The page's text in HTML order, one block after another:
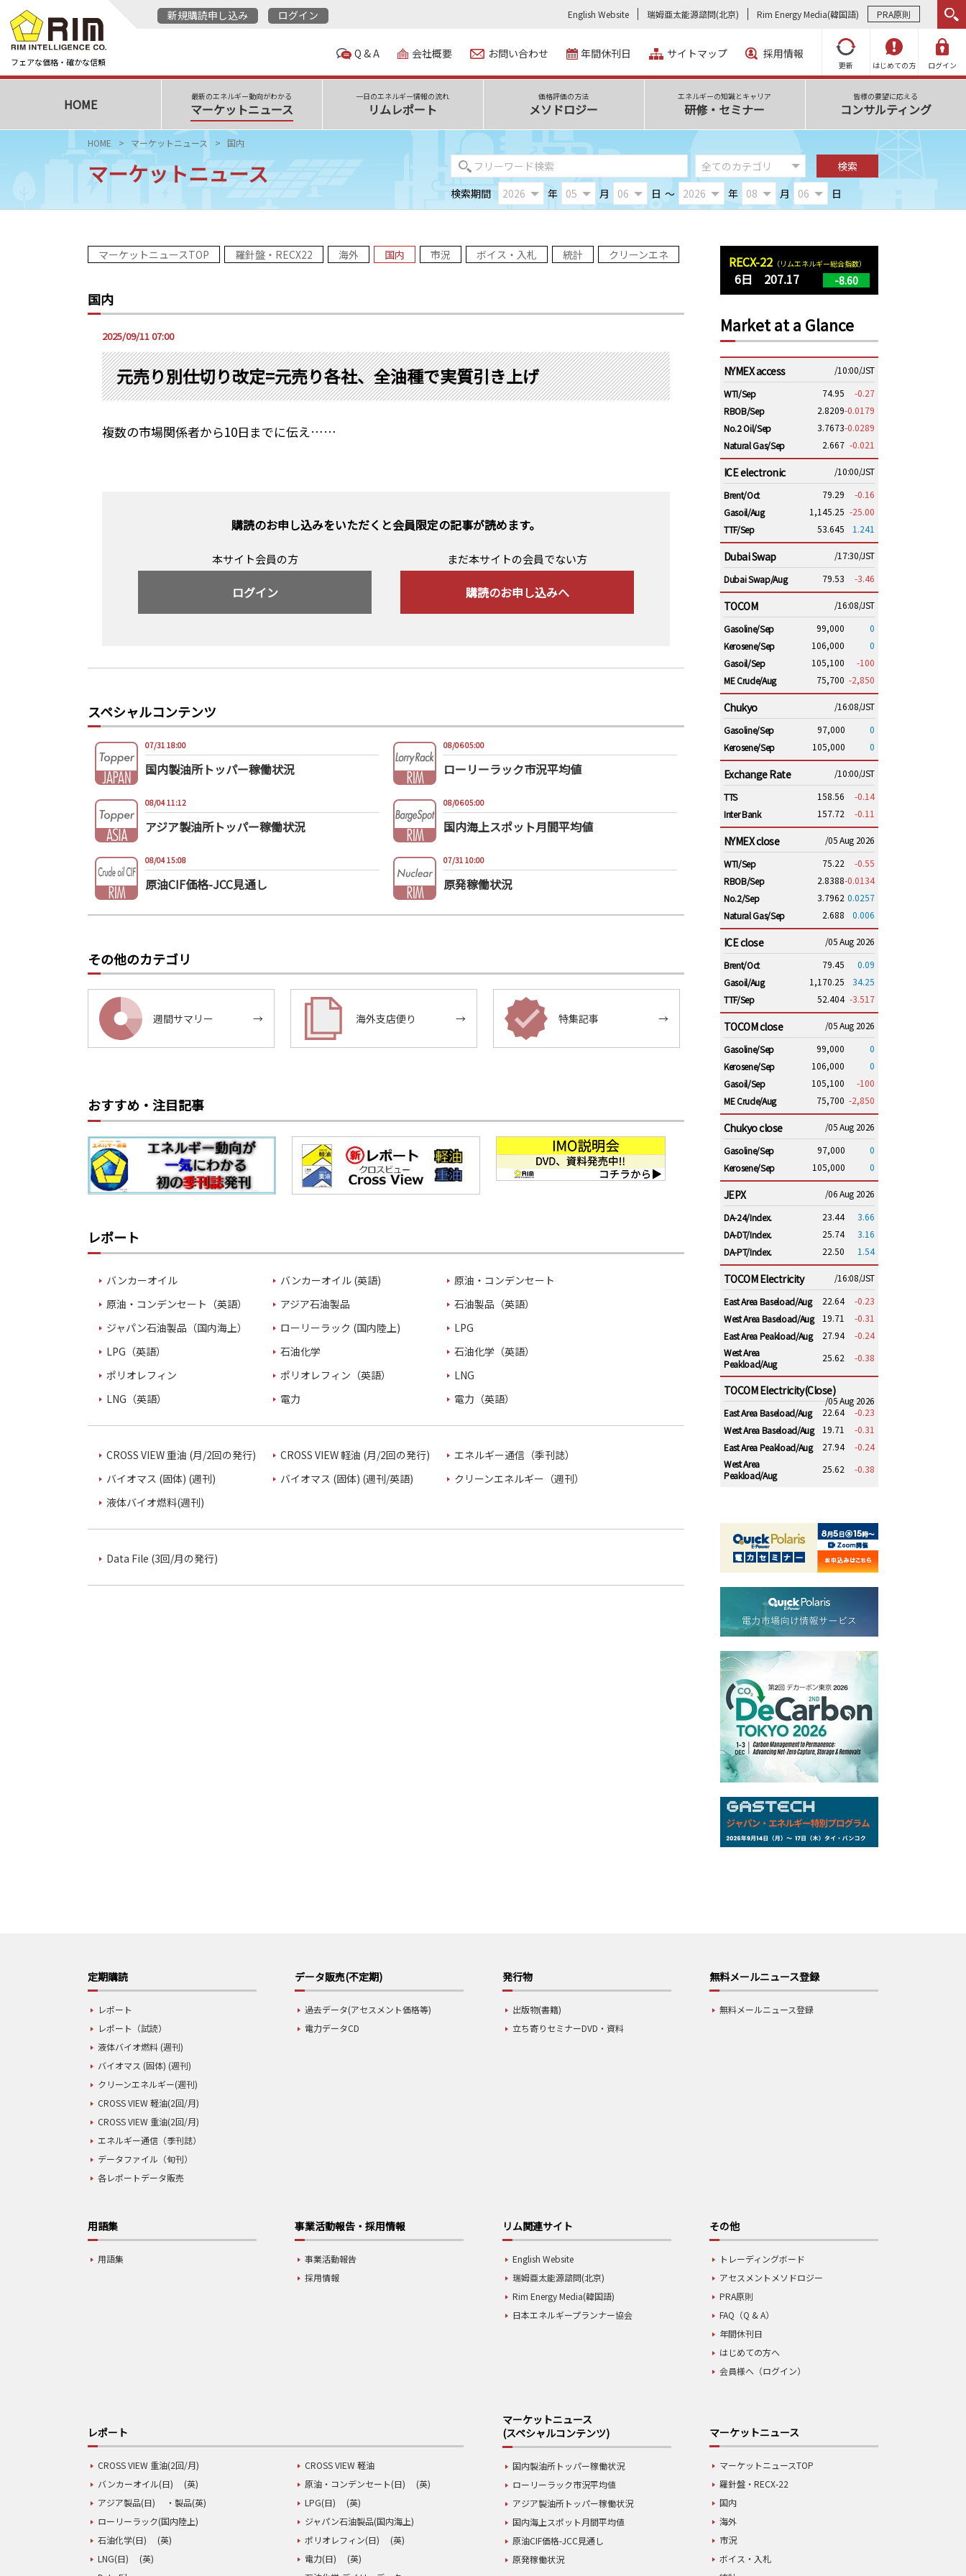
フェアな価格・確かな信頼
新規購読申し込み ログイン English Website 瑞姆亜太能源諮問(北京) Rim Energy Media(韓国語) PRA原則
更新 はじめての方 ログイン
Q & A 会社概要 お問い合わせ 年間休刊日 サイトマップ 採用情報
HOME 最新のエネルギー動向がわかる
マーケットニュース
一日のエネルギー情報の流れ
リムレポート
価格評価の方法
メソドロジー
エネルギーの知識とキャリア
研修・セミナー
皆様の要望に応える
コンサルティング
HOME マーケットニュース 国内
マーケットニュース
検索期間 年 月 日 ～ 年 月 日
マーケットニュースTOP 羅針盤・RECX22 海外 国内 市況 ボイス・入札 統計 クリーンエネ
国内
2025/09/11 07:00
元売り別仕切り改定=元売り各社、全油種で実質引き上げ
複数の市場関係者から10日までに伝え……
購読のお申し込みをいただくと会員限定の記事が読めます。
本サイト会員の方
ログイン
まだ本サイトの会員でない方
購読のお申し込みへ
スペシャルコンテンツ
07/31 18:00
国内製油所トッパー稼働状況
08/06 05:00
ローリーラック市況平均値
08/04 11:12
アジア製油所トッパー稼働状況
08/06 05:00
国内海上スポット月間平均値
08/04 15:08
原油CIF価格-JCC見通し
07/31 10:00
原発稼働状況
その他のカテゴリ
週間サマリー → 海外支店便り → 特集記事 →
おすすめ・注目記事
レポート
バンカーオイル バンカーオイル (英語)
原油・コンデンセート
原油・コンデンセート（英語）
アジア石油製品
石油製品（英語）
ジャパン石油製品（国内海上）
ローリーラック (国内陸上)
LPG
LPG（英語）
石油化学
石油化学（英語）
ポリオレフィン
ポリオレフィン（英語）
LNG
LNG（英語）
電力 電力（英語）
CROSS VIEW 重油 (月/2回の発行) CROSS VIEW 軽油 (月/2回の発行)
エネルギー通信（季刊誌）
バイオマス (固体) (週刊)
バイオマス (固体) (週刊/英語)
クリーンエネルギー（週刊）
液体バイオ燃料(週刊)
Data File (3回/月の発行)
RECX-22 （リムエネルギー総合指数）
6日 207.17 -8.60
Market at a Glance
NYMEX access
/10:00/JST
WTI/Sep
74.95
-0.27
RBOB/Sep
2.8209-0.0179
No.2 Oil/Sep
3.7673-0.0289
Natural Gas/Sep
2.667 -0.021
ICE electronic
/10:00/JST
Brent/Oct
79.29
-0.16
Gasoil/Aug
1,145.25 -25.00
TTF/Sep
53.645 1.241
Dubai Swap
/17:30/JST
Dubai Swap/Aug
79.53 -3.46
TOCOM
/16:08/JST
Gasoline/Sep
99,000
0
Kerosene/Sep
106,000
0
Gasoil/Sep
105,100
-100
ME Crude/Aug
75,700 -2,850
Chukyo
/16:08/JST
Gasoline/Sep
97,000
0
Kerosene/Sep
105,000 0
Exchange Rate
/10:00/JST
TTS
158.56
-0.14
Inter Bank
157.72 -0.11
NYMEX close
/05 Aug 2026
WTI/Sep
75.22
-0.55
RBOB/Sep
2.8388-0.0134
No.2/Sep
3.7962 0.0257
Natural Gas/Sep
2.688 0.006
ICE close
/05 Aug 2026
Brent/Oct
79.45
0.09
Gasoil/Aug
1,170.25
34.25
TTF/Sep
52.404 -3.517
TOCOM close
/05 Aug 2026
Gasoline/Sep
99,000
0
Kerosene/Sep
106,000
0
Gasoil/Sep
105,100
-100
ME Crude/Aug
75,700 -2,850
Chukyo close
/05 Aug 2026
Gasoline/Sep
97,000
0
Kerosene/Sep
105,000 0
JEPX
/06 Aug 2026
DA-24/Index.
23.44
3.66
DA-DT/Index.
25.74
3.16
DA-PT/Index.
22.50 1.54
TOCOM Electricity
/16:08/JST
East Area Baseload/Aug
22.64
-0.23
West Area Baseload/Aug
19.71
-0.31
East Area Peakload/Aug
27.94
-0.24
West Area
Peakload/Aug
25.62 -0.38
TOCOM Electricity(Close)
/05 Aug 2026
East Area Baseload/Aug
22.64
-0.23
West Area Baseload/Aug
19.71
-0.31
East Area Peakload/Aug
27.94
-0.24
West Area
Peakload/Aug
25.62 -0.38
定期購読
レポート
レポート（試読）
液体バイオ燃料 (週刊)
バイオマス (固体) (週刊)
クリーンエネルギー(週刊)
CROSS VIEW 軽油(2回/月)
CROSS VIEW 重油(2回/月)
エネルギー通信（季刊誌）
データファイル（旬刊）
各レポートデータ販売
データ販売(不定期)
過去データ(アセスメント価格等)
電力データCD
発行物
出版物(書籍)
立ち寄りセミナーDVD・資料
無料メールニュース登録
無料メールニュース登録
用語集
用語集
事業活動報告・採用情報
事業活動報告
採用情報
リム関連サイト
English Website
瑞姆亜太能源諮問(北京)
Rim Energy Media(韓国語)
日本エネルギープランナー協会
その他
トレーディングボード
アセスメントメソドロジー
PRA原則
FAQ（Q & A）
年間休刊日
はじめての方へ
会員様へ（ログイン）
レポート
CROSS VIEW 重油(2回/月)
CROSS VIEW 軽油
バンカーオイル(日)
(英) 原油・コンデンセート(日)
(英)
アジア製品(日)
・製品(英) LPG(日)
(英)
ローリーラック(国内陸上)
ジャパン石油製品(国内海上)
石油化学(日)
(英) ポリオレフィン(日)
(英)
LNG(日)
(英) 電力(日)
(英)
マーケットニュース
(スペシャルコンテンツ)
国内製油所トッパー稼働状況
ローリーラック市況平均値
アジア製油所トッパー稼働状況
国内海上スポット月間平均値
原油CIF価格-JCC見通し
原発稼働状況
マーケットニュース
マーケットニュースTOP
羅針盤・RECX-22
国内
海外
市況
ボイス・入札